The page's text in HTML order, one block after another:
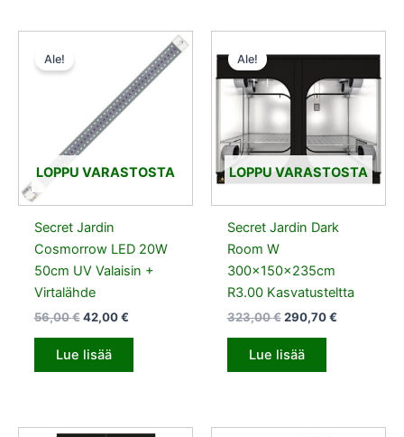
LOPPU VARASTOSTA
Ale!
Secret Jardin
Cosmorrow LED 20W
50cm UV Valaisin +
Virtalähde
56,00€
56,00 €.
42,00€
Nykyinen
on:
42,00 €.
Lue lisää
LOPPU VARASTOSTA
Ale!
Secret Jardin Dark
Room W
300x150x235cm
R3.00 Kasvatusteltta
323,00€
hinta
323,00 €.
290,70€
hinta
290,70 €.
Lue lisää
AlkuperäinenNykyinen